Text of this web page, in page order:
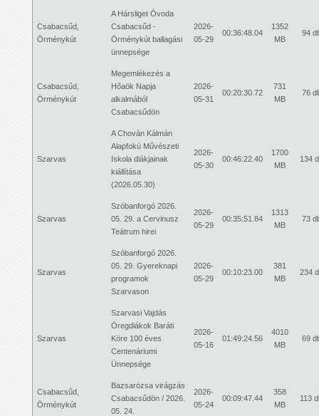
Csabacsűd,
Örménykút
A Hársliget Óvoda
Csabacsűd -
Örménykút ballagási
ünnepsége
2026-
05-29
00:36:48.04
1352
MB
94
Csabacsűd,
Örménykút
Megemlékezés a
Hőaök Napja
alkalmából
Csabacsűdön
2026-
05-31
00:20:30.72
731
MB
76
Szarvas
A Chován Kálmán
Alapfokú Művészeti
Iskola diákjainak
kiállítása
(2026.05.30)
2026-
05-30
00:46:22.40
1700
MB
134
Szarvas
Szóbanforgó 2026.
05. 29. a Cervinusz
Teátrum hirei
2026-
05-29
00:35:51.84
1313
MB
73
Szarvas
Szóbanforgó 2026.
05. 29. Gyereknapi
programok
Szarvason
2026-
05-29
00:10:23.00
381
MB
234
Szarvas
Szarvasi Vajdás
Öregdiákok Baráti
Köre 100 éves
Centenáriumi
Ünnepsége
2026-
05-16
01:49:24.56
4010
MB
69
Csabacsűd,
Örménykút
Bazsarózsa virágzás
Csabacsűdön / 2026.
05. 24.
2026-
05-24
00:09:47.44
358
MB
113